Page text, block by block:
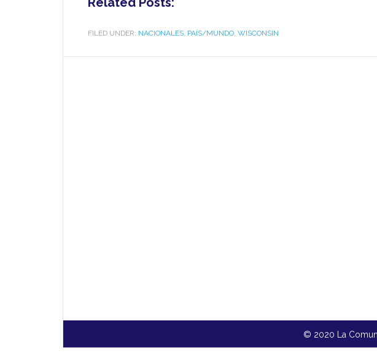
FILED UNDER: NACIONALES, PAÍS/MUNDO, WISCONSIN
© 2020 La